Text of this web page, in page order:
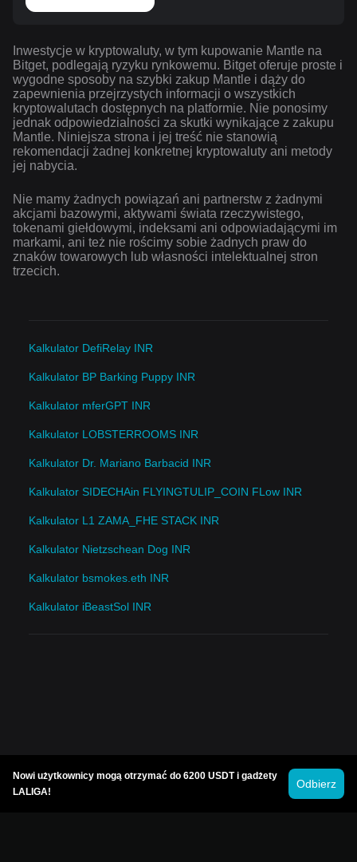
Inwestycje w kryptowaluty, w tym kupowanie Mantle na
Bitget, podlegają ryzyku rynkowemu. Bitget oferuje proste i
wygodne sposoby na szybki zakup Mantle i dąży do
zapewnienia przejrzystych informacji o wszystkich
kryptowalutach dostępnych na platformie. Nie ponosimy
jednak odpowiedzialności za skutki wynikające z zakupu
Mantle. Niniejsza strona i jej treść nie stanowią
rekomendacji żadnej konkretnej kryptowaluty ani metody
jej nabycia.
Nie mamy żadnych powiązań ani partnerstw z żadnymi
akcjami bazowymi, aktywami świata rzeczywistego,
tokenami giełdowymi, indeksami ani odpowiadającymi im
markami, ani też nie rościmy sobie żadnych praw do
znaków towarowych lub własności intelektualnej stron
trzecich.
Kalkulator DefiRelay INR
Kalkulator BP Barking Puppy INR
Kalkulator mferGPT INR
Kalkulator LOBSTERROOMS INR
Kalkulator Dr. Mariano Barbacid INR
Kalkulator SIDECHAin FLYINGTULIP_COIN FLow INR
Kalkulator L1 ZAMA_FHE STACK INR
Kalkulator Nietzschean Dog INR
Kalkulator bsmokes.eth INR
Kalkulator iBeastSol INR
Nowi użytkownicy mogą otrzymać do 6200 USDT i gadżety
LALIGA!
Odbierz